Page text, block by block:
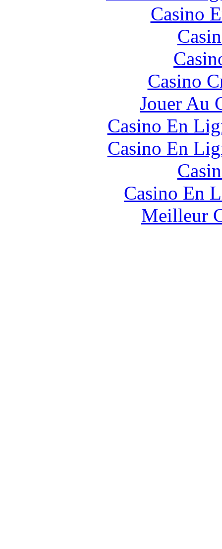
Casino
Casino
Jouer Au
Casino En
Casino En
Casino En
Meilleur